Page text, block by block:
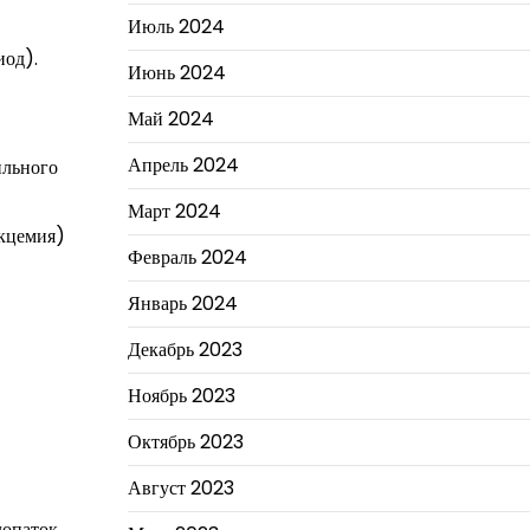
Июль 2024
Июнь 2024
Май 2024
Апрель 2024
Март 2024
Февраль 2024
Январь 2024
Декабрь 2023
Ноябрь 2023
Октябрь 2023
Август 2023